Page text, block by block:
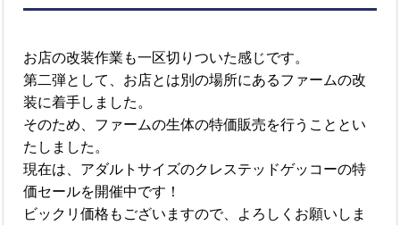
お店の改装作業も一区切りついた感じです。
第二弾として、お店とは別の場所にあるファームの改
装に着手しました。
そのため、ファームの生体の特価販売を行うこととい
たしました。
現在は、アダルトサイズのクレステッドゲッコーの特
価セールを開催中です！
ビックリ価格もございますので、よろしくお願いしま